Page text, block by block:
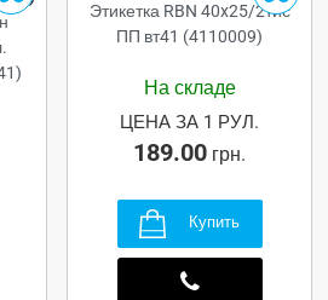
Этикетка RBN 40x25/2тис
ПП вт41 (4110009)
На складе
189.00 грн.
ЦЕНА ЗА 1 РУЛ.
Купить